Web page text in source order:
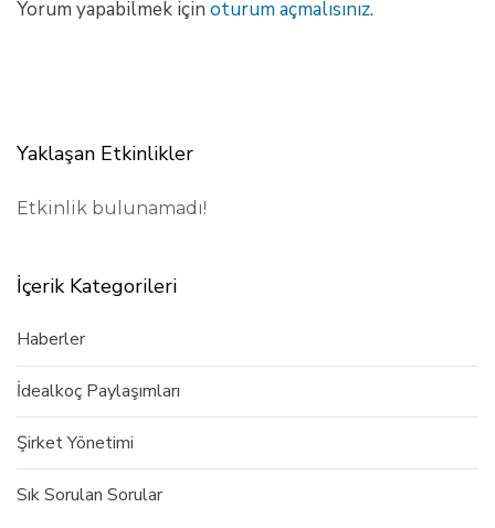
Yorum yapabilmek için oturum açmalısınız.
Yaklaşan Etkinlikler
Etkinlik bulunamadı!
İçerik Kategorileri
Haberler
İdealkoç Paylaşımları
Şirket Yönetimi
Sık Sorulan Sorular